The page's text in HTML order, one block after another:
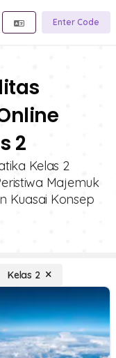
Enter Code
2
Kelas 2
Majemuk
Kuasai Konsep
Kelas 2